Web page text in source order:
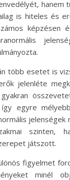
hanem
is hiteles és
képzésen
több esetet is
jelenléte
egyre
jelenségek
szinten,
játszott.
figyelmet
minél